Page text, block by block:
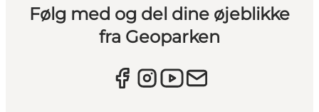
Følg med og del dine øjeblikke
fra Geoparken